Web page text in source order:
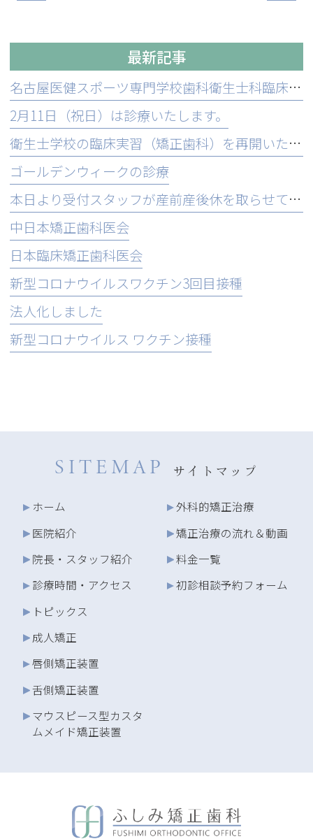
最新記事
名古屋医健スポーツ専門学校歯科衛生士科臨床実習
2月11日（祝日）は診療いたします。
衛生士学校の臨床実習（矯正歯科）を再開いたします
ゴールデンウィークの診療
本日より受付スタッフが産前産後休を取らせていただきます
中日本矯正歯科医会
日本臨床矯正歯科医会
新型コロナウイルスワクチン3回目接種
法人化しました
新型コロナウイルス ワクチン接種
SITEMAP サイトマップ
ホーム
医院紹介
院長・スタッフ紹介
診療時間・アクセス
トピックス
成人矯正
唇側矯正装置
舌側矯正装置
マウスピース型カスタ
ムメイド矯正装置
外科的矯正治療
矯正治療の流れ＆動画
料金一覧
初診相談予約フォーム